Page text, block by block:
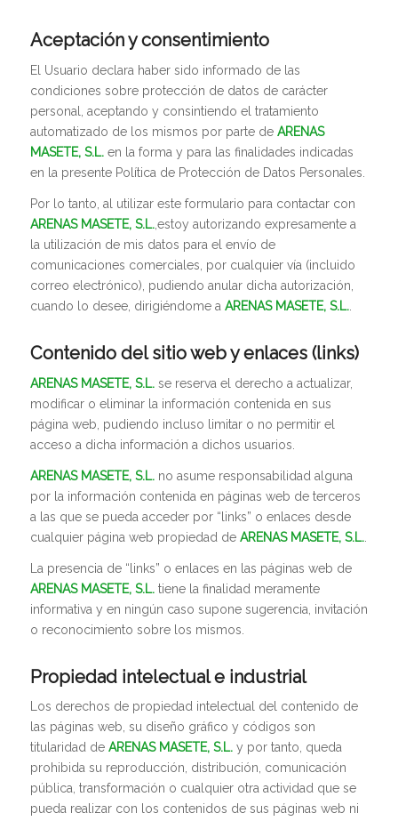
Aceptación y consentimiento
El Usuario declara haber sido informado de las
condiciones sobre protección de datos de carácter
personal, aceptando y consintiendo el tratamiento
automatizado de los mismos por parte de ARENAS
MASETE, S.L.en la forma y para las finalidades indicadas
en la presente Política de Protección de Datos Personales.
Por lo tanto, al utilizar este formulario para contactar con
ARENAS MASETE, S.L.,estoy autorizando expresamente a
la utilización de mis datos para el envío de
comunicaciones comerciales, por cualquier vía (incluido
correo electrónico), pudiendo anular dicha autorización,
cuando lo desee, dirigiéndome a ARENAS MASETE, S.L..
Contenido del sitio web y enlaces (links)
ARENAS MASETE, S.L.se reserva el derecho a actualizar,
modificar o eliminar la información contenida en sus
página web, pudiendo incluso limitar o no permitir el
acceso a dicha información a dichos usuarios.
ARENAS MASETE, S.L.no asume responsabilidad alguna
por la información contenida en páginas web de terceros
a las que se pueda acceder por “links” o enlaces desde
cualquier página web propiedad de ARENAS MASETE, S.L..
La presencia de “links” o enlaces en las páginas web de
ARENAS MASETE, S.L.tiene la finalidad meramente
informativa y en ningún caso supone sugerencia, invitación
o reconocimiento sobre los mismos.
Propiedad intelectual e industrial
Los derechos de propiedad intelectual del contenido de
las páginas web, su diseño gráfico y códigos son
titularidad de ARENAS MASETE, S.L.y por tanto, queda
prohibida su reproducción, distribución, comunicación
pública, transformación o cualquier otra actividad que se
pueda realizar con los contenidos de sus páginas web ni